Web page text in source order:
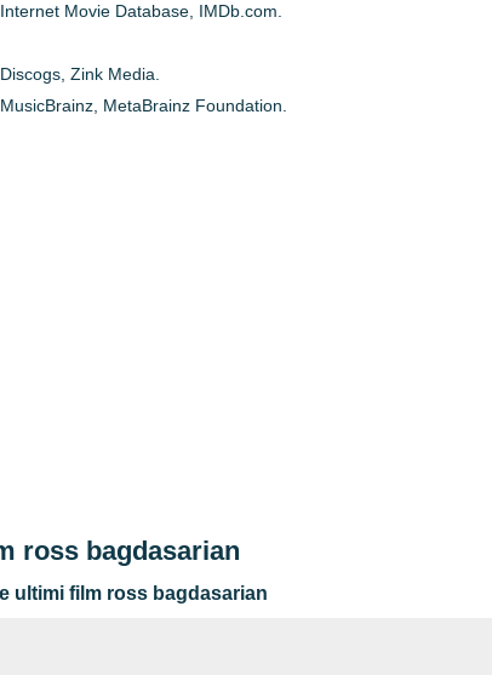
Movie Database, IMDb.com.
Zink Media.
MetaBrainz Foundation.
ross bagdasarian
ultimi film ross bagdasarian